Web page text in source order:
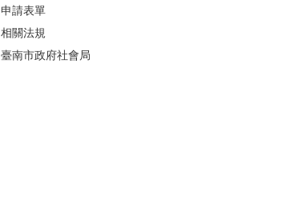
申請表單
相關法規
臺南市政府社會局